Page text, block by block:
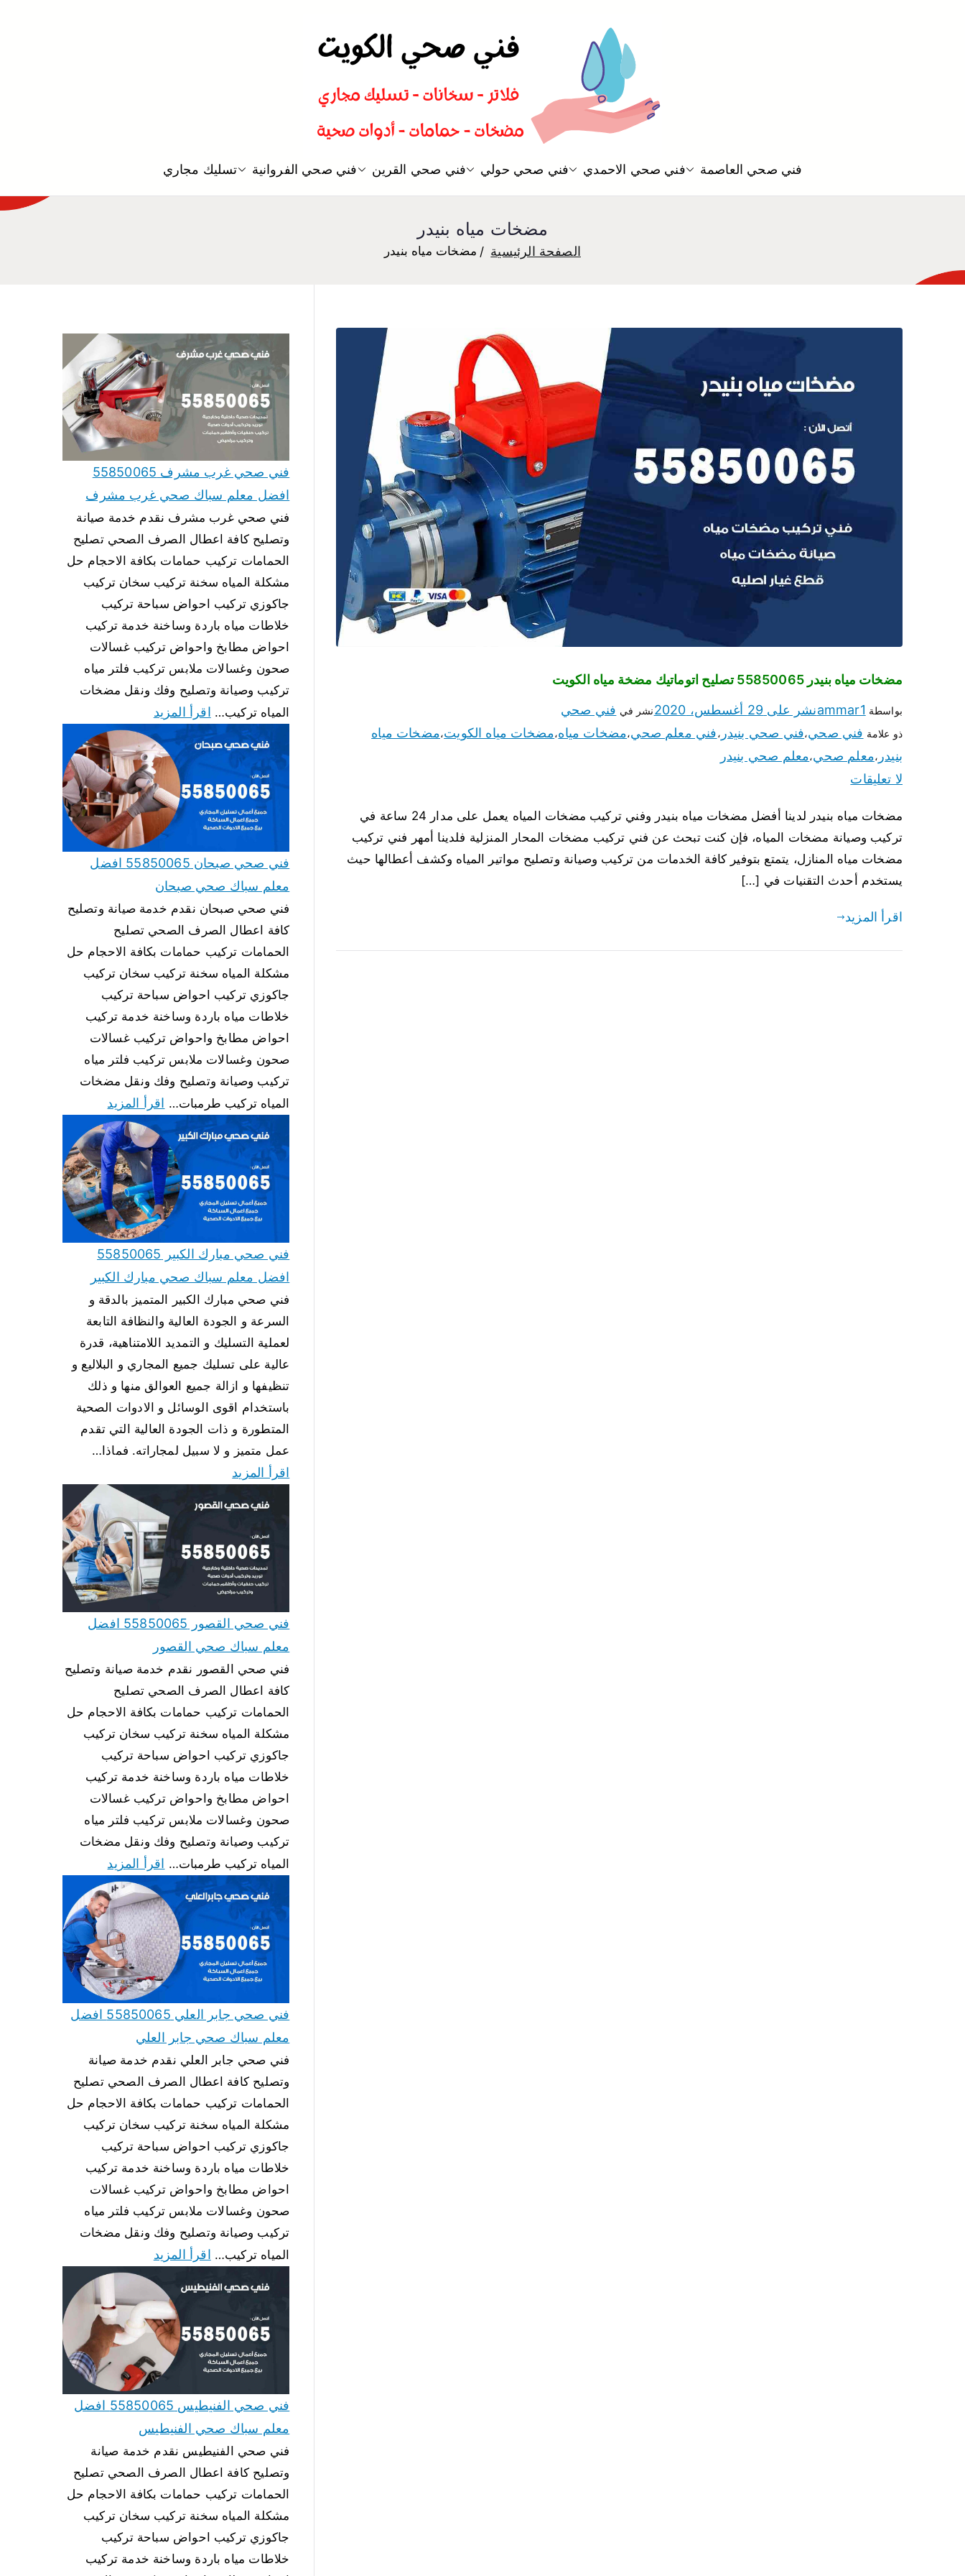
سباك صحي تسليك مجاري افضل معلم صحي فني صحي العاصمة فني صحي الاحمدي فني صحي حولي فني صحي القرين فني صحي الفروانية تسليك مجاري
مضخات مياه بنيدر
الصفحة الرئيسية مضخات مياه بنيدر
مضخات مياه بنيدر 55850065 تصليح اتوماتيك مضخة مياه الكويت
بواسطة ammar1نشر على 29 أغسطس، 2020 نشر في فني صحي
ذو علامة فني صحي،فني صحي بنيدر ،فني معلم صحي،مضخات مياه،مضخات مياه الكويت،مضخات مياه
بنيدر ،معلم صحي،معلم صحي بنيدر
لا تعليقات
مضخات مياه بنيدر لدينا أفضل مضخات مياه بنيدر وفني تركيب مضخات المياه يعمل على مدار 24 ساعة في
تركيب وصيانة مضخات المياه، فإن كنت تبحث عن فني تركيب مضخات المحار المنزلية فلدينا أمهر فني تركيب
مضخات مياه المنازل، يتمتع بتوفير كافة الخدمات من تركيب وصيانة وتصليح مواتير المياه وكشف أعطالها حيث
يستخدم أحدث التقنيات في […]
اقرأ المزيد
فني صحي غرب مشرف 55850065
افضل معلم سباك صحي غرب مشرف
فني صحي غرب مشرف نقدم خدمة صيانة
وتصليح كافة اعطال الصرف الصحي تصليح
الحمامات تركيب حمامات بكافة الاحجام حل
مشكلة المياه سخنة تركيب سخان تركيب
جاكوزي تركيب احواض سباحة تركيب
خلاطات مياه باردة وساخنة خدمة تركيب
احواض مطابخ واحواض تركيب غسالات
صحون وغسالات ملابس تركيب فلتر مياه
تركيب وصيانة وتصليح وفك ونقل مضخات
المياه تركيب… اقرأ المزيد
فني صحي صبحان 55850065 افضل
معلم سباك صحي صبحان
فني صحي صبحان نقدم خدمة صيانة وتصليح
كافة اعطال الصرف الصحي تصليح
الحمامات تركيب حمامات بكافة الاحجام حل
مشكلة المياه سخنة تركيب سخان تركيب
جاكوزي تركيب احواض سباحة تركيب
خلاطات مياه باردة وساخنة خدمة تركيب
احواض مطابخ واحواض تركيب غسالات
صحون وغسالات ملابس تركيب فلتر مياه
تركيب وصيانة وتصليح وفك ونقل مضخات
المياه تركيب طرمبات… اقرأ المزيد
فني صحي مبارك الكبير 55850065
افضل معلم سباك صحي مبارك الكبير
فني صحي مبارك الكبير المتميز بالدقة و
السرعة و الجودة العالية والنظافة التابعة
لعملية التسليك و التمديد اللامتناهية، قدرة
عالية على تسليك جميع المجاري و البلاليع و
تنظيفها و ازالة جميع العوالق منها و ذلك
باستخدام اقوى الوسائل و الادوات الصحية
المتطورة و ذات الجودة العالية التي تقدم
عمل متميز و لا سبيل لمجاراته. فماذا…
اقرأ المزيد
فني صحي القصور 55850065 افضل
معلم سباك صحي القصور
فني صحي القصور نقدم خدمة صيانة وتصليح
كافة اعطال الصرف الصحي تصليح
الحمامات تركيب حمامات بكافة الاحجام حل
مشكلة المياه سخنة تركيب سخان تركيب
جاكوزي تركيب احواض سباحة تركيب
خلاطات مياه باردة وساخنة خدمة تركيب
احواض مطابخ واحواض تركيب غسالات
صحون وغسالات ملابس تركيب فلتر مياه
تركيب وصيانة وتصليح وفك ونقل مضخات
المياه تركيب طرمبات… اقرأ المزيد
فني صحي جابر العلي 55850065 افضل
معلم سباك صحي جابر العلي
فني صحي جابر العلي نقدم خدمة صيانة
وتصليح كافة اعطال الصرف الصحي تصليح
الحمامات تركيب حمامات بكافة الاحجام حل
مشكلة المياه سخنة تركيب سخان تركيب
جاكوزي تركيب احواض سباحة تركيب
خلاطات مياه باردة وساخنة خدمة تركيب
احواض مطابخ واحواض تركيب غسالات
صحون وغسالات ملابس تركيب فلتر مياه
تركيب وصيانة وتصليح وفك ونقل مضخات
المياه تركيب… اقرأ المزيد
فني صحي الفنيطيس 55850065 افضل
معلم سباك صحي الفنيطيس
فني صحي الفنيطيس نقدم خدمة صيانة
وتصليح كافة اعطال الصرف الصحي تصليح
الحمامات تركيب حمامات بكافة الاحجام حل
مشكلة المياه سخنة تركيب سخان تركيب
جاكوزي تركيب احواض سباحة تركيب
خلاطات مياه باردة وساخنة خدمة تركيب